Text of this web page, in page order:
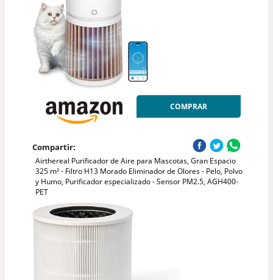
COMPRAR
Compartir:
Airthereal Purificador de Aire para Mascotas, Gran Espacio
325 m² - Filtro H13 Morado Eliminador de Olores - Pelo, Polvo
y Humo, Purificador especializado - Sensor PM2.5, AGH400-
PET